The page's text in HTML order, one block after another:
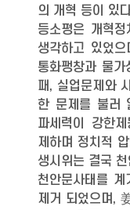
의 개혁 등이 있
등소평은 개혁
생각하고 있었으
통화팽창과 물
패, 실업문제와
한 문제를 불러
파세력이 강한
제하며 정치적
생시위는 결국
천안문사태를
제거 되었으며,